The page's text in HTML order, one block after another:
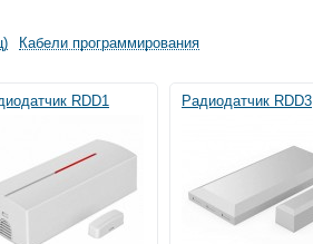
Кабели программирования
RDD1 Радиодатчик RDD3